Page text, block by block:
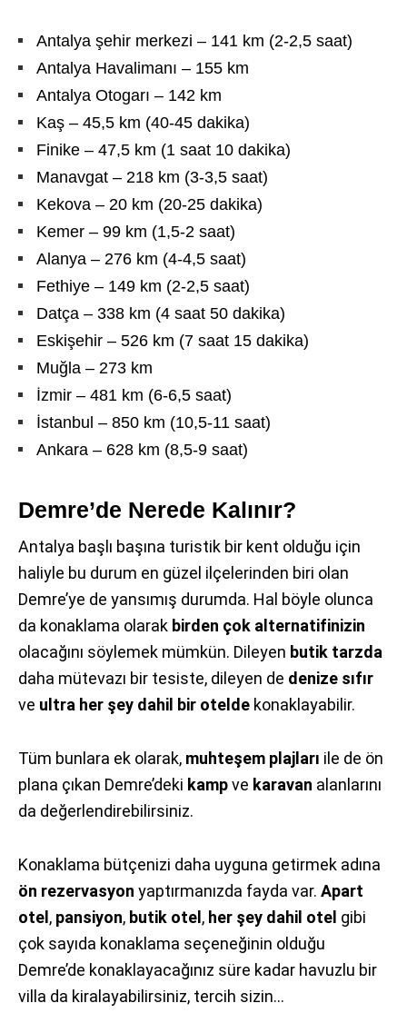
Antalya şehir merkezi – 141 km (2-2,5 saat)
Antalya Havalimanı – 155 km
Antalya Otogarı – 142 km
Kaş – 45,5 km (40-45 dakika)
Finike – 47,5 km (1 saat 10 dakika)
Manavgat – 218 km (3-3,5 saat)
Kekova – 20 km (20-25 dakika)
Kemer – 99 km (1,5-2 saat)
Alanya – 276 km (4-4,5 saat)
Fethiye – 149 km (2-2,5 saat)
Datça – 338 km (4 saat 50 dakika)
Eskişehir – 526 km (7 saat 15 dakika)
Muğla – 273 km
İzmir – 481 km (6-6,5 saat)
İstanbul – 850 km (10,5-11 saat)
Ankara – 628 km (8,5-9 saat)
Demre’de Nerede Kalınır?
Antalya başlı başına turistik bir kent olduğu için
haliyle bu durum en güzel ilçelerinden biri olan
Demre’ye de yansımış durumda. Hal böyle olunca
da konaklama olarak birden çok alternatifinizin
olacağını söylemek mümkün. Dileyen butik tarzda
daha mütevazı bir tesiste, dileyen de denize sıfır
ve ultra her şey dahil bir otelde konaklayabilir.
Tüm bunlara ek olarak, muhteşem plajları ile de ön
plana çıkan Demre’deki kampve karavan alanlarını
da değerlendirebilirsiniz.
Konaklama bütçenizi daha uyguna getirmek adına
ön rezervasyon yaptırmanızda fayda var. Apart
otel, pansiyon, butik otel, her şey dahil otel gibi
çok sayıda konaklama seçeneğinin olduğu
Demre’de konaklayacağınız süre kadar havuzlu bir
villa da kiralayabilirsiniz, tercih sizin…